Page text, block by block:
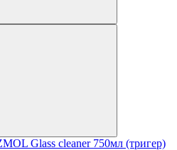
Glass cleaner 750мл (тригер)